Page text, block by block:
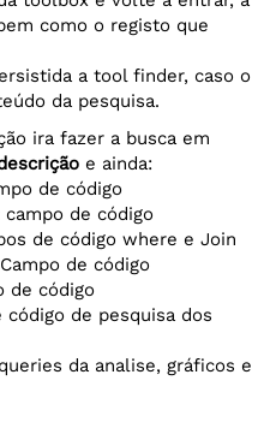
como o registo que
a tool finder, caso o
da pesquisa.
ira fazer a busca em
e ainda:
de código
de código
de código where e Join
de código
de código
código de pesquisa dos
da analise, gráficos e